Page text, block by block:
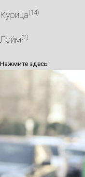
Курица(14)
Лайм(2)
Нажмите здесь